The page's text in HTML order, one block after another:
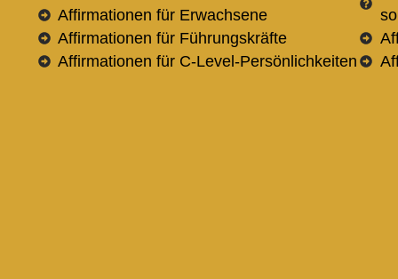
Affirmationen für Erwachsene
Affirmationen für Führungskräfte
Affirmationen für C-Level-Persönlichkeiten